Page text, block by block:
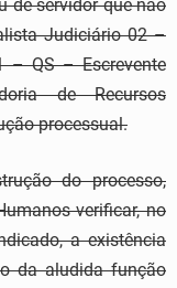
de servidor que não
Judiciário 02 –
– QS – Escrevente
de Recursos
processual.
do processo,
verificar, no
a existência
da aludida função